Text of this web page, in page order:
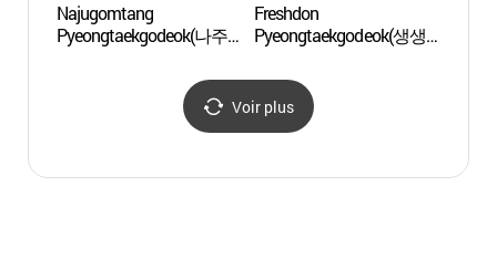
Najugomtang
Pyeongtaekgodeok(나주
Freshdon
Pyeongtaekgodeok(생생
Voir plus